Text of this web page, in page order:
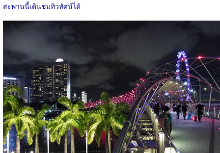
สะพานนี้เดินชมทิวทัศน์ได้